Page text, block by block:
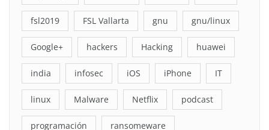
fsl2019 FSL Vallarta gnu gnu/linux
Google+ hackers Hacking huawei
india infosec iOS iPhone IT
linux Malware Netflix podcast
programación ransomeware